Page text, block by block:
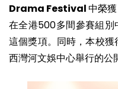
Drama Festival中榮獲
在全港500多間參賽組
這個獎項。同時，本校
西灣河文娛中心舉行的公